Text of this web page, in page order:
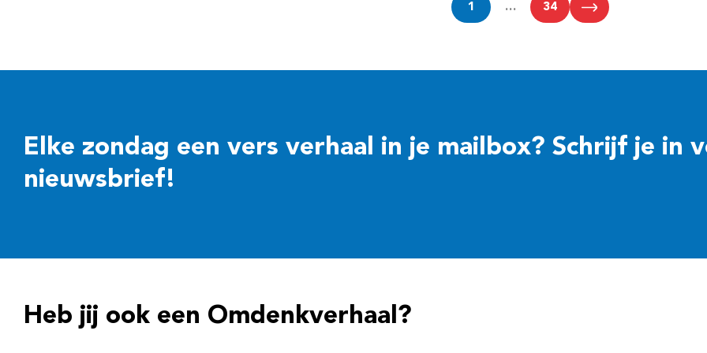
1 … 34
Elke zondag een vers verhaal in je mailbox? Schrijf je in
nieuwsbrief!
Heb jij ook een Omdenkverhaal?